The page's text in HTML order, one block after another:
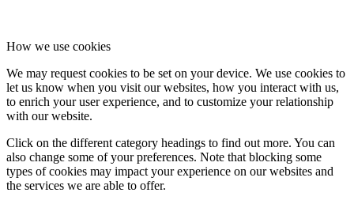
How we use cookies
We may request cookies to be set on your device. We use cookies to
let us know when you visit our websites, how you interact with us,
to enrich your user experience, and to customize your relationship
with our website.
Click on the different category headings to find out more. You can
also change some of your preferences. Note that blocking some
types of cookies may impact your experience on our websites and
the services we are able to offer.